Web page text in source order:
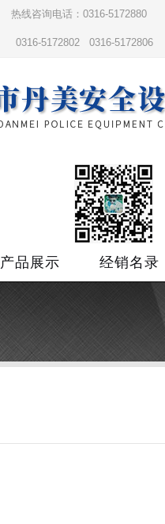
热线咨询电话：0316-5172880
0316-5172802 0316-5172806
产品展示 经销名录